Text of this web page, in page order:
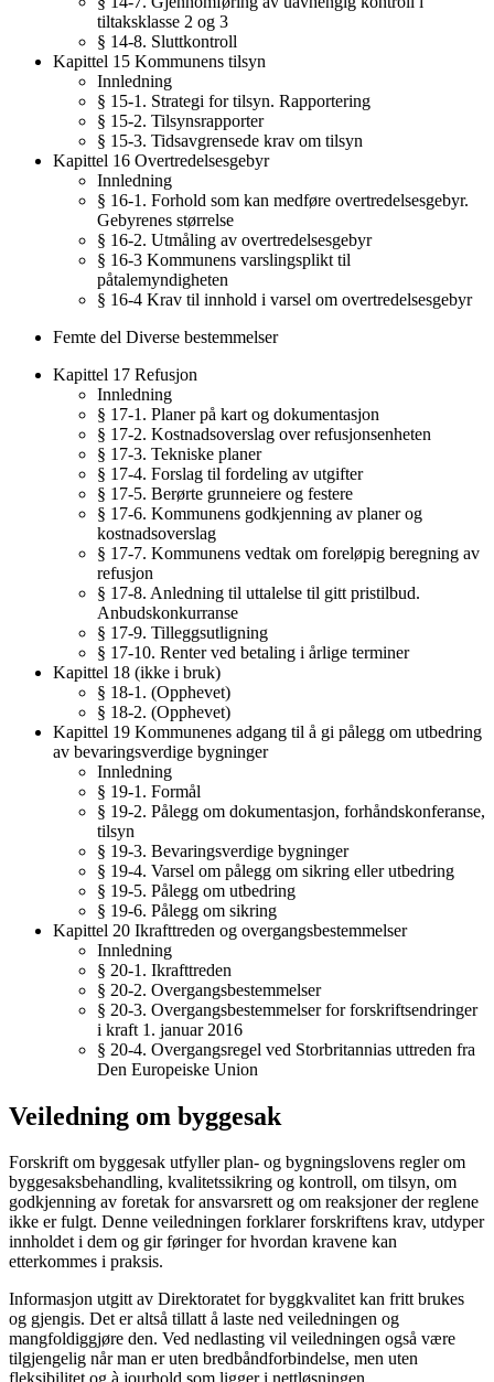
tiltaksklasse 2 og 3
§ 14-8. Sluttkontroll
Kapittel 15 Kommunens tilsyn
Innledning
§ 15-1. Strategi for tilsyn. Rapportering
§ 15-2. Tilsynsrapporter
§ 15-3. Tidsavgrensede krav om tilsyn
Kapittel 16 Overtredelsesgebyr
Innledning
§ 16-1. Forhold som kan medføre overtredelsesgebyr.
Gebyrenes størrelse
§ 16-2. Utmåling av overtredelsesgebyr
§ 16-3 Kommunens varslingsplikt til
påtalemyndigheten
§ 16-4 Krav til innhold i varsel om overtredelsesgebyr
Femte del Diverse bestemmelser
Kapittel 17 Refusjon
Innledning
§ 17-1. Planer på kart og dokumentasjon
§ 17-2. Kostnadsoverslag over refusjonsenheten
§ 17-3. Tekniske planer
§ 17-4. Forslag til fordeling av utgifter
§ 17-5. Berørte grunneiere og festere
§ 17-6. Kommunens godkjenning av planer og
kostnadsoverslag
§ 17-7. Kommunens vedtak om foreløpig beregning av
refusjon
§ 17-8. Anledning til uttalelse til gitt pristilbud.
Anbudskonkurranse
§ 17-9. Tilleggsutligning
§ 17-10. Renter ved betaling i årlige terminer
Kapittel 18 (ikke i bruk)
§ 18-1. (Opphevet)
§ 18-2. (Opphevet)
Kapittel 19 Kommunenes adgang til å gi pålegg om utbedring
av bevaringsverdige bygninger
Innledning
§ 19-1. Formål
§ 19-2. Pålegg om dokumentasjon, forhåndskonferanse,
tilsyn
§ 19-3. Bevaringsverdige bygninger
§ 19-4. Varsel om pålegg om sikring eller utbedring
§ 19-5. Pålegg om utbedring
§ 19-6. Pålegg om sikring
Kapittel 20 Ikrafttreden og overgangsbestemmelser
Innledning
§ 20-1. Ikrafttreden
§ 20-2. Overgangsbestemmelser
§ 20-3. Overgangsbestemmelser for forskriftsendringer
i kraft 1. januar 2016
§ 20-4. Overgangsregel ved Storbritannias uttreden fra
Den Europeiske Union
Veiledning om byggesak
Forskrift om byggesak utfyller plan- og bygningslovens regler om
byggesaksbehandling, kvalitetssikring og kontroll, om tilsyn, om
godkjenning av foretak for ansvarsrett og om reaksjoner der reglene
ikke er fulgt. Denne veiledningen forklarer forskriftens krav, utdyper
innholdet i dem og gir føringer for hvordan kravene kan
etterkommes i praksis.
Informasjon utgitt av Direktoratet for byggkvalitet kan fritt brukes
og gjengis. Det er altså tillatt å laste ned veiledningen og
mangfoldiggjøre den. Ved nedlasting vil veiledningen også være
tilgjengelig når man er uten bredbåndforbindelse, men uten